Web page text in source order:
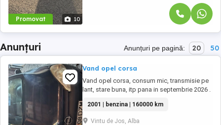
Promovat 10
Anunțuri Anunțuri pe pagină: 20 50
Vand opel corsa
Vand opel corsa, consum mic, transmisie pe
lant, stare buna, itp pana in septembrie 2026 .
2001 | benzina | 160000 km
Vintu de Jos, Alba